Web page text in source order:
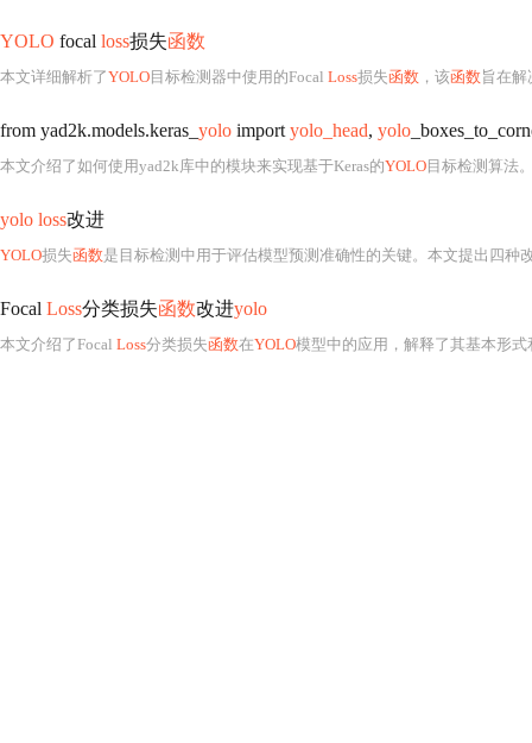
YOLO focal loss损失函数
本文详细解析了YOLO 目标检测器中使用的Focal Loss损失函数 ，该函数旨在解决one-stage检
from yad2k.models.keras_ yolo import yolo_head, yolo
本文介绍了如何使用yad2k库中的模块来实现基于Keras的YOLO 目标检测算法
yolo loss改进
YOLO损失函数是目标检测中用于评估模型预测准确性的关键。本文提出四种
Focal Loss分类损失函数改进yolo
本文介绍了Focal Loss分类损失函数在YOLO模型中的应用，解释了其基本形式